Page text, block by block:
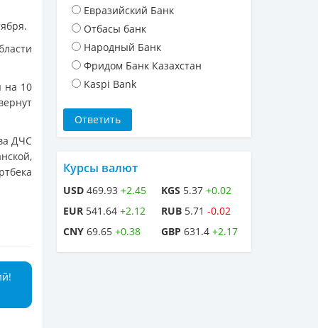
на 10
ДЧС
Евразийский Банк
Отбасы банк
Народный Банк
Фридом Банк Казахстан
Kaspi Bank
Курсы валют
USD 469.93 +2.45
EUR 541.64 +2.12
CNY 69.65 +0.38
KGS 5.37 +0.02
RUB 5.71 -0.02
GBP 631.4 +2.17